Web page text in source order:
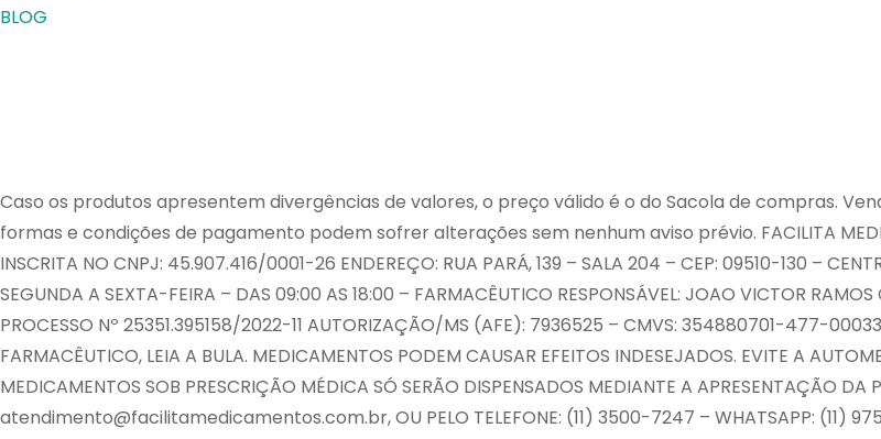
BLOG
Caso os produtos apresentem divergências de valores, o preço válido é o do Sacola de compras.
formas e condições de pagamento podem sofrer alterações sem nenhum aviso prévio. FACILITA
INSCRITA NO CNPJ: 45.907.416/0001-26 ENDEREÇO: RUA PARÁ, 139 – SALA 204 – CEP: 09510-130 –
SEGUNDA A SEXTA-FEIRA – DAS 09:00 AS 18:00 – FARMACÊUTICO RESPONSÁVEL: JOAO VICTOR
PROCESSO Nº 25351.395158/2022-11 AUTORIZAÇÃO/MS (AFE): 7936525 – CMVS: 354880701-477-
FARMACÊUTICO, LEIA A BULA. MEDICAMENTOS PODEM CAUSAR EFEITOS INDESEJADOS. EVITE A
MEDICAMENTOS SOB PRESCRIÇÃO MÉDICA SÓ SERÃO DISPENSADOS MEDIANTE A APRESENTAÇÃO
atendimento@facilitamedicamentos.com.br, OU PELO TELEFONE: (11) 3500-7247 – WHATSAPP: (11)